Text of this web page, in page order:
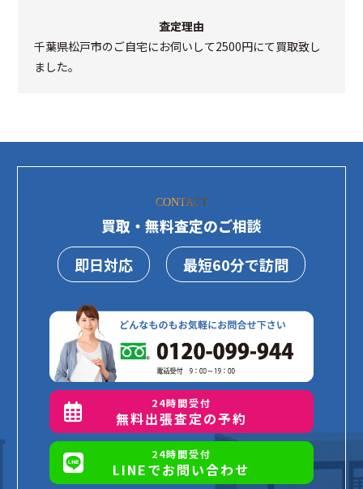
査定理由
千葉県松戸市のご自宅にお伺いして2500円にて買取致し
ました。
CONTACT
買取・無料査定のご相談
即日対応
最短60分で訪問
24時間受付
無料出張査定の予約
24時間受付
LINEでお問い合わせ